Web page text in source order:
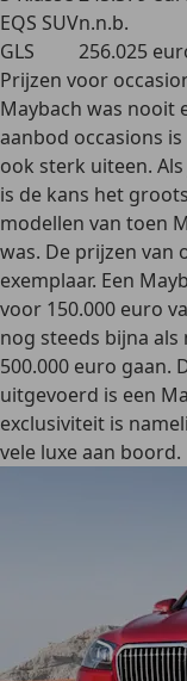
EQS SUVn.n.b.
GLS
256.025
Prijzen voor
Maybach was nooit
aanbod occasions
ook sterk uiteen.
is de kans het
modellen van toen
was. De prijzen van
exemplaar. Een
voor 150.000 euro
nog steeds bijna
500.000 euro gaan.
uitgevoerd is een
exclusiviteit is
vele luxe aan boord.